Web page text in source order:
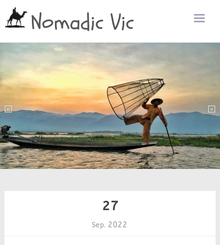
Nomadic Vic
27
Sep. 2022